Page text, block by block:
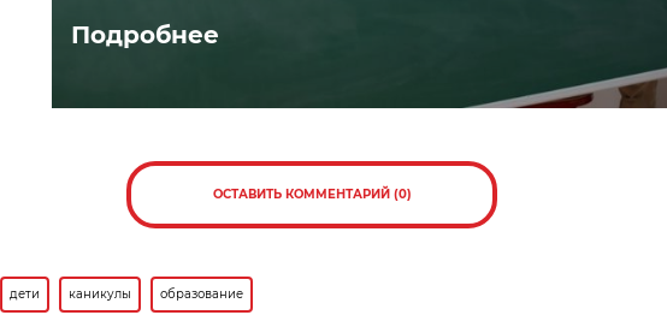
Подробнее
ОСТАВИТЬ КОММЕНТАРИЙ (0)
дети каникулы образование